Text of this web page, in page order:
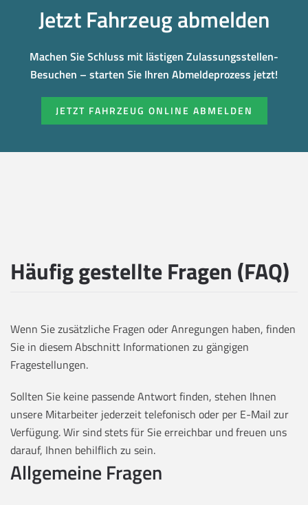
Jetzt Fahrzeug abmelden
Machen Sie Schluss mit lästigen Zulassungsstellen-
Besuchen – starten Sie Ihren Abmeldeprozess jetzt!
JETZT FAHRZEUG ONLINE ABMELDEN
Häufig gestellte Fragen (FAQ)
Wenn Sie zusätzliche Fragen oder Anregungen haben, finden
Sie in diesem Abschnitt Informationen zu gängigen
Fragestellungen.
Sollten Sie keine passende Antwort finden, stehen Ihnen
unsere Mitarbeiter jederzeit telefonisch oder per E-Mail zur
Verfügung. Wir sind stets für Sie erreichbar und freuen uns
darauf, Ihnen behilflich zu sein.
Allgemeine Fragen